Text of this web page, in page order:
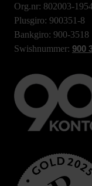
Org.nr: 802003-
Plusgiro: 900351-8
Bankgiro: 900-3518
Swishnummer: 900